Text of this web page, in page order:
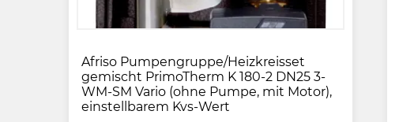
Afriso Pumpengruppe/Heizkreisset
gemischt PrimoTherm K 180-2 DN25 3-
WM-SM Vario (ohne Pumpe, mit Motor),
einstellbarem Kvs-Wert